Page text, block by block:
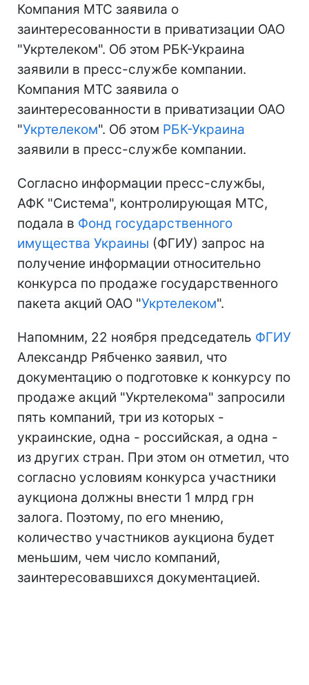
Компания МТС заявила о
заинтересованности в приватизации ОАО
"Укртелеком". Об этом РБК-Украина
заявили в пресс-службе компании.
Компания МТС заявила о
заинтересованности в приватизации ОАО
"Укртелеком". Об этом РБК-Украина
заявили в пресс-службе компании.
Согласно информации пресс-службы,
АФК "Система", контролирующая МТС,
подала в Фонд государственного
имущества Украины (ФГИУ) запрос на
получение информации относительно
конкурса по продаже государственного
пакета акций ОАО "Укртелеком".
Напомним, 22 ноября председатель ФГИУ
Александр Рябченко заявил, что
документацию о подготовке к конкурсу по
продаже акций "Укртелекома" запросили
пять компаний, три из которых -
украинские, одна - российская, а одна -
из других стран. При этом он отметил, что
согласно условиям конкурса участники
аукциона должны внести 1 млрд грн
залога. Поэтому, по его мнению,
количество участников аукциона будет
меньшим, чем число компаний,
заинтересовавшихся документацией.